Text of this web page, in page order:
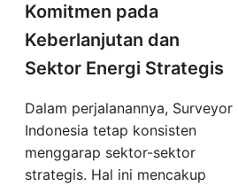
Komitmen pada
Keberlanjutan dan
Sektor Energi Strategis
Dalam perjalanannya, Surveyor
Indonesia tetap konsisten
menggarap sektor-sektor
strategis. Hal ini mencakup